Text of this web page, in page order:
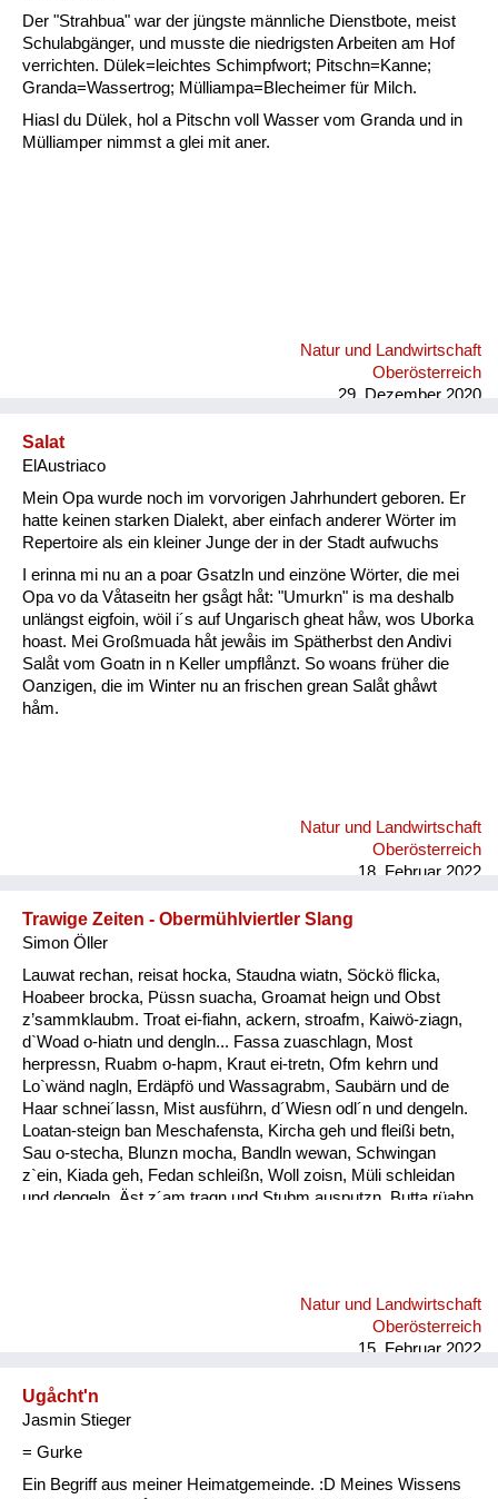
Der "Strahbua" war der jüngste männliche Dienstbote, meist
Schulabgänger, und musste die niedrigsten Arbeiten am Hof
verrichten. Dülek=leichtes Schimpfwort; Pitschn=Kanne;
Granda=Wassertrog; Mülliampa=Blecheimer für Milch.
Hiasl du Dülek, hol a Pitschn voll Wasser vom Granda und in
Mülliamper nimmst a glei mit aner.
Natur und Landwirtschaft
Oberösterreich
29. Dezember 2020
Salat
ElAustriaco
Mein Opa wurde noch im vorvorigen Jahrhundert geboren. Er
hatte keinen starken Dialekt, aber einfach anderer Wörter im
Repertoire als ein kleiner Junge der in der Stadt aufwuchs
I erinna mi nu an a poar Gsatzln und einzöne Wörter, die mei
Opa vo da Våtaseitn her gsågt håt: "Umurkn" is ma deshalb
unlängst eigfoin, wöil i´s auf Ungarisch gheat håw, wos Uborka
hoast. Mei Großmuada håt jewåis im Spätherbst den Andivi
Salåt vom Goatn in n Keller umpflånzt. So woans früher die
Oanzigen, die im Winter nu an frischen grean Salåt ghåwt
håm.
Natur und Landwirtschaft
Oberösterreich
18. Februar 2022
Trawige Zeiten - Obermühlviertler Slang
Simon Öller
Lauwat rechan, reisat hocka, Staudna wiatn, Söckö flicka,
Hoabeer brocka, Püssn suacha, Groamat heign und Obst
z’sammklaubm. Troat ei-fiahn, ackern, stroafm, Kaiwö-ziagn,
d`Woad o-hiatn und dengln... Fassa zuaschlagn, Most
herpressn, Ruabm o-hapm, Kraut ei-tretn, Ofm kehrn und
Lo`wänd nagln, Erdäpfö und Wassagrabm, Saubärn und de
Haar schnei´lassn, Mist ausführn, d´Wiesn odl´n und dengeln.
Loatan-steign ban Meschafensta, Kircha geh und fleißi betn,
Sau o-stecha, Blunzn mocha, Bandln wewan, Schwingan
z`ein, Kiada geh, Fedan schleißn, Woll zoisn, Müli schleidan
und dengeln. Äst z´am tragn und Stubm ausputzn, Butta rüahn
z´lacha, da kimmt ma kam zan Kinamocha. Da Herbst klopft
langsam a, d´Schwalbm fliagn scho davo, wann glei da
Natur und Landwirtschaft
Oberösterreich
15. Februar 2022
Ugåcht'n
Jasmin Stieger
= Gurke
Ein Begriff aus meiner Heimatgemeinde. :D Meines Wissens